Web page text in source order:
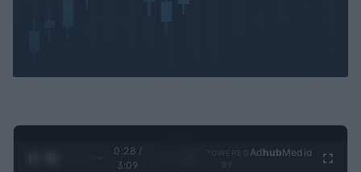
0:29 /
3:09
Ad hubMedia